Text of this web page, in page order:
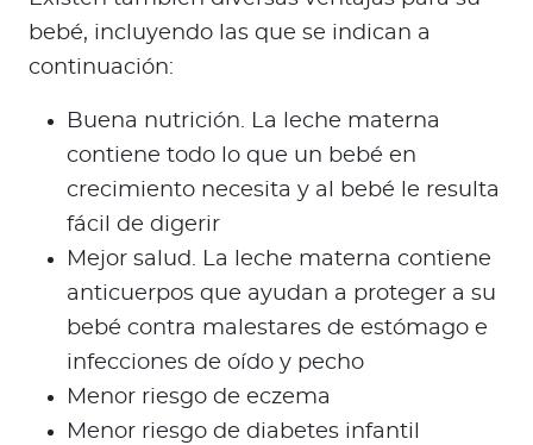
bebé, incluyendo las que se indican a
continuación:
Buena nutrición. La leche materna
contiene todo lo que un bebé en
crecimiento necesita y al bebé le resulta
fácil de digerir
Mejor salud. La leche materna contiene
anticuerpos que ayudan a proteger a su
bebé contra malestares de estómago e
infecciones de oído y pecho
Menor riesgo de eczema
Menor riesgo de diabetes infantil